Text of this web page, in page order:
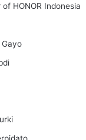
HONOR Indonesia